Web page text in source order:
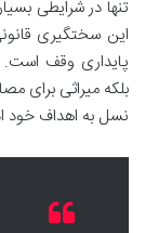
تنها در شرایطی
این سختگیری
پایداری وقف
بلکه میراثی برای
نسل به اهداف خود